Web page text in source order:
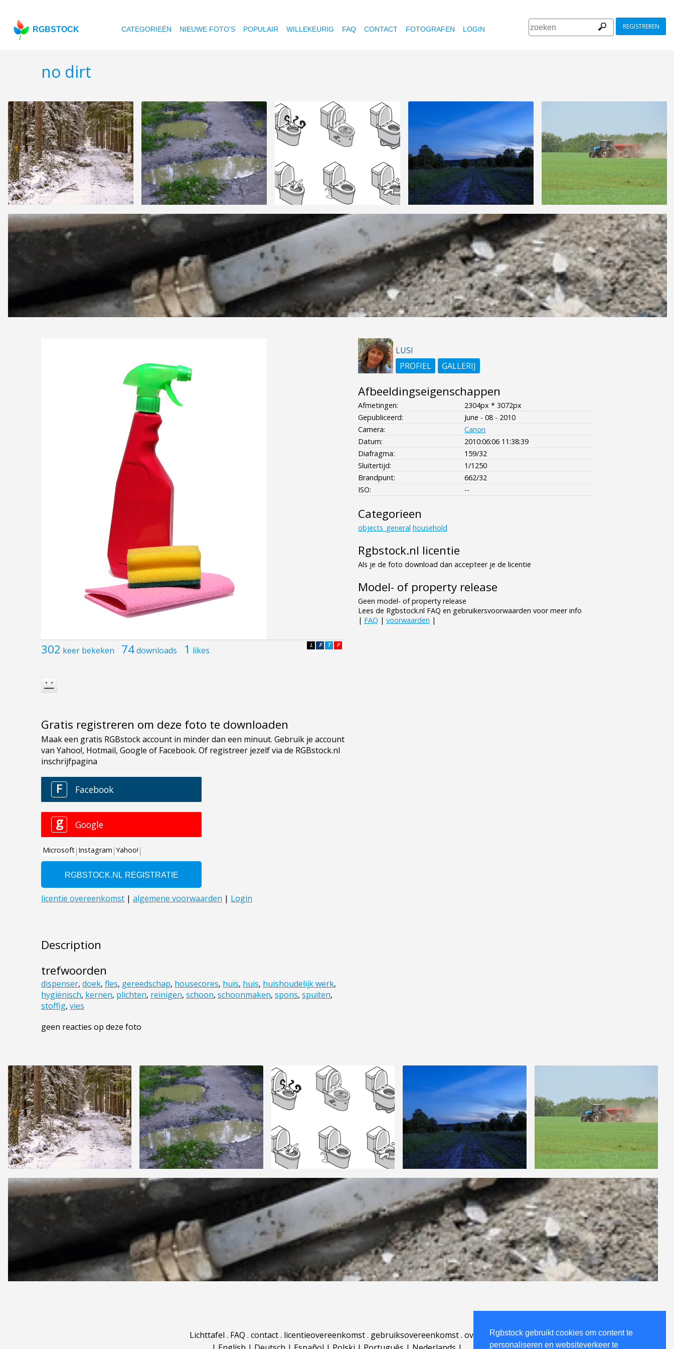
Rgbstock gebruikt cookies om content te
personaliseren en websiteverkeer te
RGBSTOCK CATEGORIEËN NIEUWE FOTO'S POPULAIR WILLEKEURIG FAQ CONTACT FOTOGRAFEN LOGIN REGISTREREN
no dirt
302 keer bekeken 74downloads 1 likes P
T
F
L
Gratis registreren om deze foto te downloaden
Description
trefwoorden
dispenser, doek, fles, gereedschap, housecores, huis, huis, huishoudelijk werk,
hygiënisch, kernen, plichten, reinigen, schoon, schoonmaken, spons, spuiten,
stoffig, vies
geen reacties op deze foto
LUSI
PROFIEL
GALLERIJ
Afbeeldingseigenschappen
Afmetingen:
2304px * 3072px
Gepubliceerd:
June - 08 - 2010
Camera:
Canon
Datum:
2010:06:06 11:38:39
Diafragma:
159/32
Sluitertijd:
1/1250
Brandpunt:
662/32
ISO:
--
Categorieen
objects_general household
Rgbstock.nl licentie
Als je de foto download dan accepteer je de licentie
Model- of property release
Geen model- of property release
Lees de Rgbstock.nl FAQ en gebruikersvoorwaarden voor meer info
| FAQ | voorwaarden |
Lichttafel . FAQ . contact. licentieovereenkomst. gebruiksovereenkomst. over